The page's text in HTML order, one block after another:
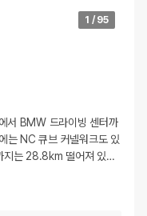
1 / 95
서 BMW 드라이빙 센터까
는 NC 큐브 커넬워크도 있
지는 28.8km 떨어져 있…